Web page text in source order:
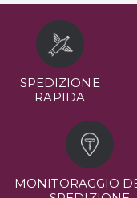
SPEDIZIONE
RAPIDA
MONITORAGGIO